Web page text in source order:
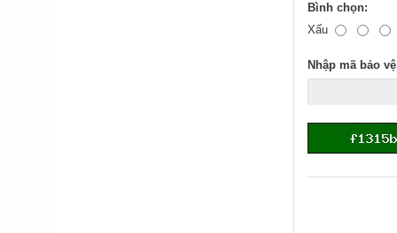
Bình chọn:
Xấu
Nhập mã bảo